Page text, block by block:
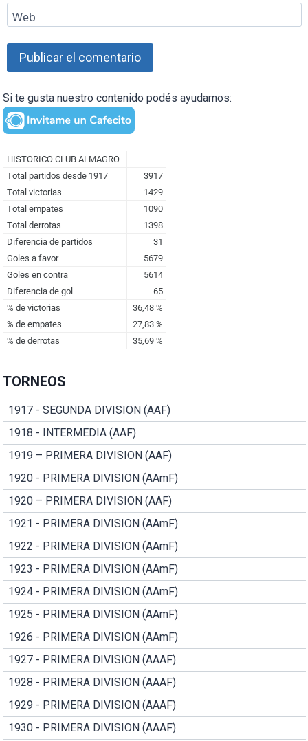
Web
Si te gusta nuestro contenido podés ayudarnos:
TORNEOS
1917 - SEGUNDA DIVISION (AAF)
1918 - INTERMEDIA (AAF)
1919 – PRIMERA DIVISION (AAF)
1920 - PRIMERA DIVISION (AAmF)
1920 – PRIMERA DIVISION (AAF)
1921 - PRIMERA DIVISION (AAmF)
1922 - PRIMERA DIVISION (AAmF)
1923 - PRIMERA DIVISION (AAmF)
1924 - PRIMERA DIVISION (AAmF)
1925 - PRIMERA DIVISION (AAmF)
1926 - PRIMERA DIVISION (AAmF)
1927 - PRIMERA DIVISION (AAAF)
1928 - PRIMERA DIVISION (AAAF)
1929 - PRIMERA DIVISION (AAAF)
1930 - PRIMERA DIVISION (AAAF)